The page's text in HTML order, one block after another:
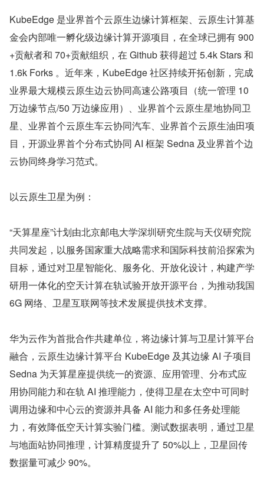
KubeEdge 是业界首个云原生边缘计算框架、云原生计算基
金会内部唯一孵化级边缘计算开源项目，在全球已拥有 900
+贡献者和 70+贡献组织，在 Github 获得超过 5.4k Stars 和
1.6k Forks 。近年来，KubeEdge 社区持续开拓创新，完成
业界最大规模云原生边云协同高速公路项目（统一管理 10
万边缘节点/50 万边缘应用）、业界首个云原生星地协同卫
星、业界首个云原生车云协同汽车、业界首个云原生油田项
目，开源业界首个分布式协同 AI 框架 Sedna 及业界首个边
云协同终身学习范式。
以云原生卫星为例：
“天算星座”计划由北京邮电大学深圳研究生院与天仪研究院
共同发起，以服务国家重大战略需求和国际科技前沿探索为
目标，通过对卫星智能化、服务化、开放化设计，构建产学
研用一体化的空天计算在轨试验开放开源平台，为推动我国
6G 网络、卫星互联网等技术发展提供技术支撑。
华为云作为首批合作共建单位，将边缘计算与卫星计算平台
融合，云原生边缘计算平台 KubeEdge 及其边缘 AI 子项目
Sedna 为天算星座提供统一的资源、应用管理、分布式应
用协同能力和在轨 AI 推理能力，使得卫星在太空中可同时
调用边缘和中心云的资源并具备 AI 能力和多任务处理能
力，有效降低空天计算实验门槛。测试数据表明，通过卫星
与地面站协同推理，计算精度提升了 50%以上，卫星回传
数据量可减少 90%。